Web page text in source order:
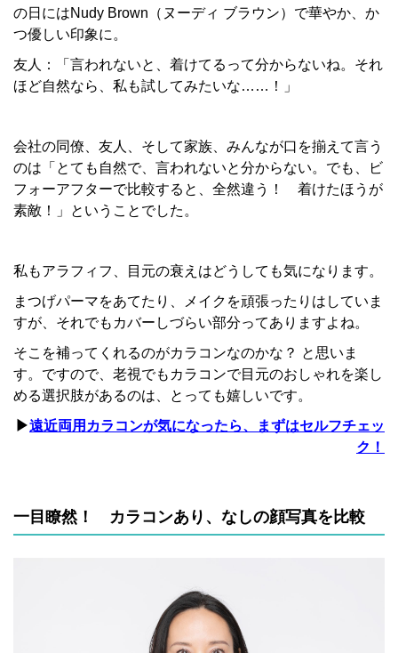
の日にはNudy Brown（ヌーディ ブラウン）で華やか、か
つ優しい印象に。
友人：「言われないと、着けてるって分からないね。それ
ほど自然なら、私も試してみたいな……！」
会社の同僚、友人、そして家族、みんなが口を揃えて言う
のは「とても自然で、言われないと分からない。でも、ビ
フォーアフターで比較すると、全然違う！ 着けたほうが
素敵！」ということでした。
私もアラフィフ、目元の衰えはどうしても気になります。
まつげパーマをあてたり、メイクを頑張ったりはしていま
すが、それでもカバーしづらい部分ってありますよね。
そこを補ってくれるのがカラコンなのかな？ と思いま
す。ですので、老視でもカラコンで目元のおしゃれを楽し
める選択肢があるのは、とっても嬉しいです。
▶遠近両用カラコンが気になったら、まずはセルフチェッ
ク！
一目瞭然！ カラコンあり、なしの顔写真を比較